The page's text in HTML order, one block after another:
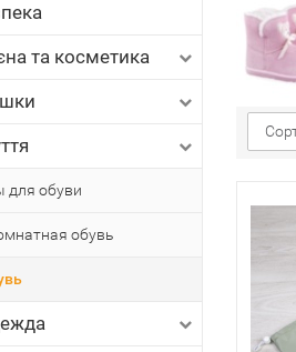
та косметика
для обуви
обувь